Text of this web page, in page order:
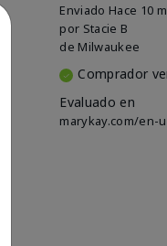
Enviado Hace 10
por Stacie B
de Milwaukee
Comprador
Evaluado en
marykay.com/en-